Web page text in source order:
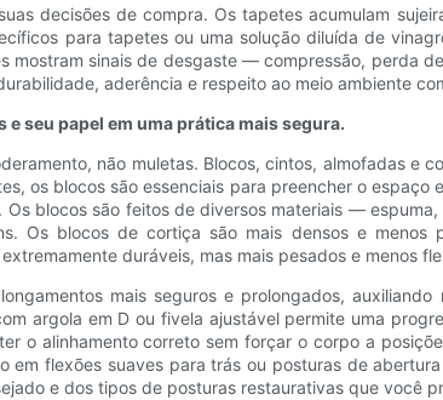
decisões de compra. Os tapetes acumulam
para tapetes ou uma solução diluída de
mostram sinais de desgaste — compressão, perda
aderência e respeito ao meio ambiente
seu papel em uma prática mais segura.
não muletas. Blocos, cintos, almofadas
os blocos são essenciais para preencher o
Os blocos são feitos de diversos materiais —
Os blocos de cortiça são mais densos e
duráveis, mas mais pesados ​​e menos
mais seguros e prolongados,
argola em D ou fivela ajustável permite uma
o alinhamento correto sem forçar o corpo a
em flexões suaves para trás ou posturas de
e dos tipos de posturas restaurativas que você